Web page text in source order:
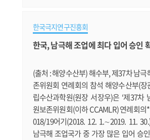
관측하고 이에 따른 해수면 상승효과
지를 평가하는 것이 국제적인 이슈이다.
한국극지연구진흥회
한국, 남극해 조업에 최다 입어 승인
(출처 : 해양수산부) 해수부, 제37차 남
존위원회 연례회의 참석 해양수산부(장
립수산과학원(원장 서장우)은 ‘제37차
원보존위원회(이하 CCAMLR) 연례회의
018/19어기(2018. 12. 1.∼2019. 11.
남극해 조업국가 중 가장 많은 입어 승인